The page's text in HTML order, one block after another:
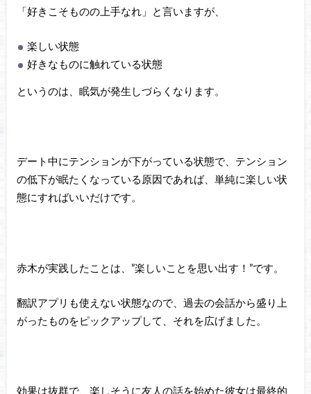
「好きこそものの上手なれ」と言いますが、
楽しい状態
好きなものに触れている状態
というのは、眠気が発生しづらくなります。
デート中にテンションが下がっている状態で、テンション
の低下が眠たくなっている原因であれば、単純に楽しい状
態にすればいいだけです。
赤木が実践したことは、”楽しいことを思い出す！”です。
翻訳アプリも使えない状態なので、過去の会話から盛り上
がったものをピックアップして、それを広げました。
効果は抜群で、楽しそうに友人の話を始めた彼女は最終的